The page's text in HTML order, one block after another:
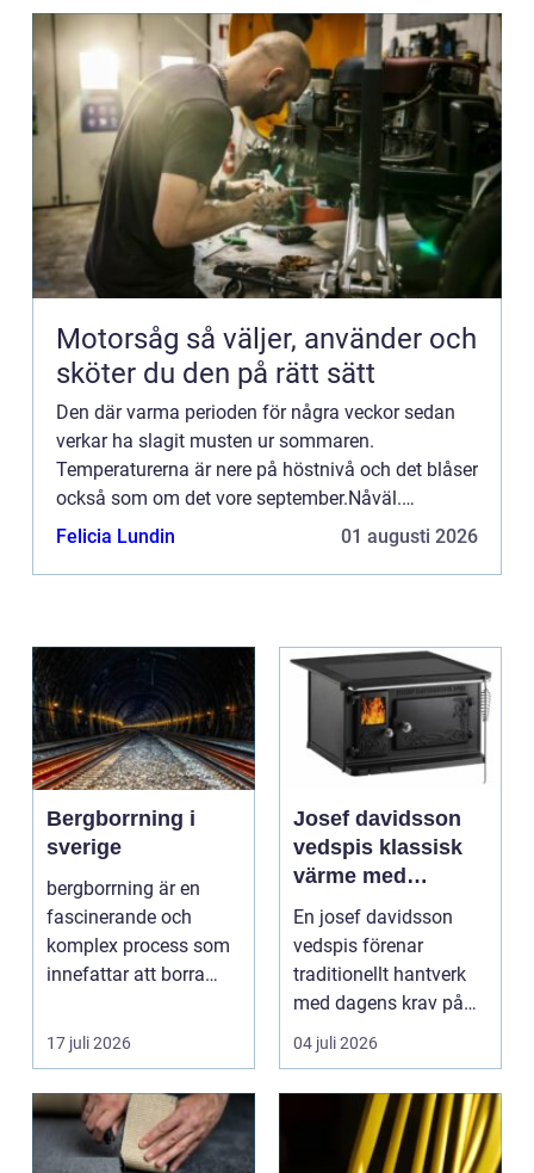
Motorsåg så väljer, använder och
sköter du den på rätt sätt
Den där varma perioden för några veckor sedan
verkar ha slagit musten ur sommaren.
Temperaturerna är nere på höstnivå och det blåser
också som om det vore september.Nåväl.
Vändningen k...
Felicia Lundin 01 augusti 2026
Bergborrning i
sverige
bergborrning är en
fascinerande och
komplex process som
innefattar att borra
minerale...
17 juli 2026
Josef davidsson
vedspis klassisk
värme med
modern funktion
En josef davidsson
vedspis förenar
traditionellt hantverk
med dagens krav på
effektiv, trygg och mil...
04 juli 2026